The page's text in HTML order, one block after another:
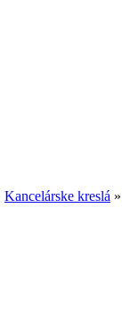
Kancelárske kreslá »